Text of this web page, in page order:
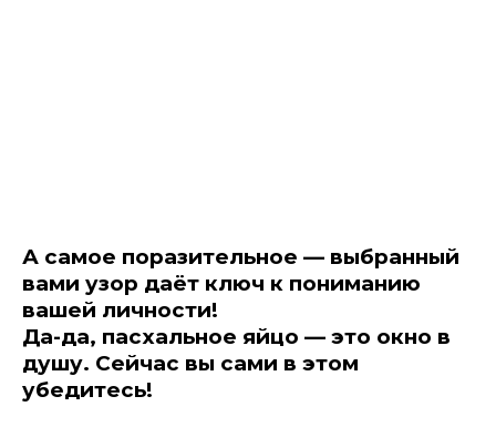
А самое поразительное — выбранный
вами узор даёт ключ к пониманию
вашей личности!
Да-да, пасхальное яйцо — это окно в
душу. Сейчас вы сами в этом
убедитесь!